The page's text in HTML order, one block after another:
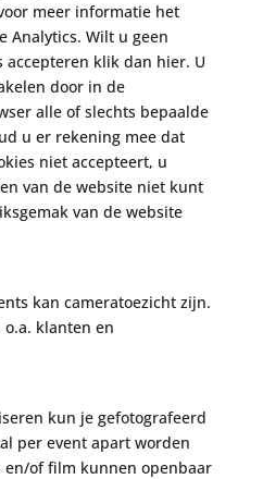
meer informatie het
Analytics. Wilt u geen
accepteren klik dan hier. U
door in de
alle of slechts bepaalde
u er rekening mee dat
niet accepteert, u
van de website niet kunt
van de website
kan cameratoezicht zijn.
klanten en
kun je gefotografeerd
per event apart worden
en/of film kunnen openbaar